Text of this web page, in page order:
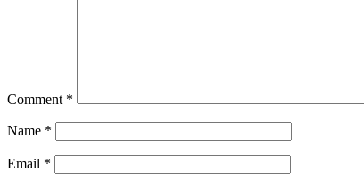
Comment *
Name *
Email *